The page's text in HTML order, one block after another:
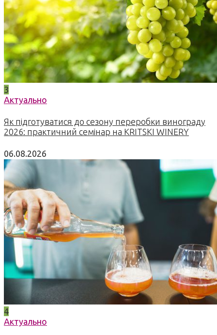
3
Актуально
Як підготуватися до сезону переробки винограду
2026: практичний семінар на KRITSKI WINERY
06.08.2026
4
Актуально